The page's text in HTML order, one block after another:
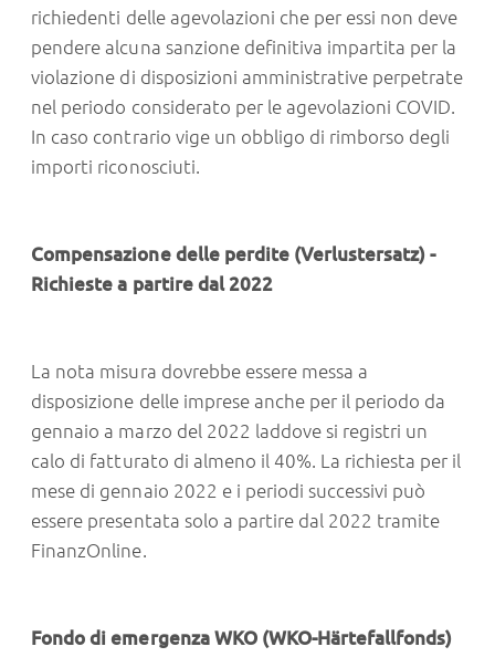
richiedenti delle agevolazioni che per essi non deve
pendere alcuna sanzione definitiva impartita per la
violazione di disposizioni amministrative perpetrate
nel periodo considerato per le agevolazioni COVID.
In caso contrario vige un obbligo di rimborso degli
importi riconosciuti.
Compensazione delle perdite (Verlustersatz) -
Richieste a partire dal 2022
La nota misura dovrebbe essere messa a
disposizione delle imprese anche per il periodo da
gennaio a marzo del 2022 laddove si registri un
calo di fatturato di almeno il 40%. La richiesta per il
mese di gennaio 2022 e i periodi successivi può
essere presentata solo a partire dal 2022 tramite
FinanzOnline.
Fondo di emergenza WKO (WKO-Härtefallfonds)